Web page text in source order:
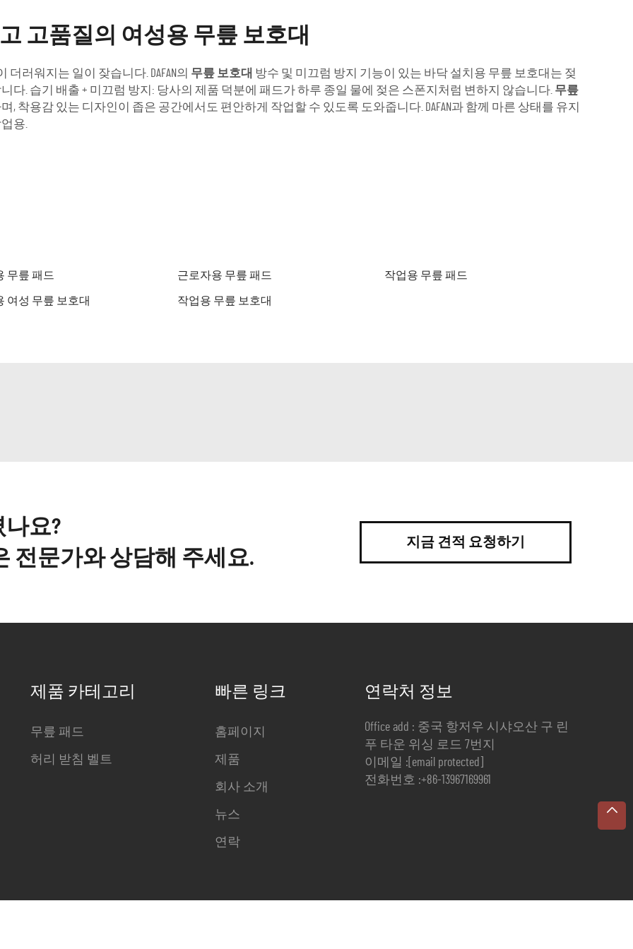
고품질의 여성용 무릎 보호대
러워지는 일이 잦습니다. DAFAN의 무릎 보호대 방수 및 미끄럼 방지 기능이 있는 바닥 설치용 무릎 보호대는 젖
다. 습기 배출 + 미끄럼 방지: 당사의 제품 덕분에 패드가 하루 종일 물에 젖은 스폰지처럼 변하지 않습니다. 무릎
착용감 있는 디자인이 좁은 공간에서도 편안하게 작업할 수 있도록 도와줍니다. DAFAN과 함께 마른 상태를 유지
용.
무릎 패드 근로자용 무릎 패드 작업용 무릎 패드
여성 무릎 보호대 작업용 무릎 보호대
요?
전문가와 상담해 주세요.
지금 견적 요청하기
제품 카테고리
무릎 패드
허리 받침 벨트
빠른 링크
홈페이지
제품
회사 소개
뉴스
연락
연락처 정보
Office add : 중국 항저우 시샤오산 구 린
푸 타운 위싱 로드 7번지
이메일 : [email protected]
전화번호 :+86-13967169961